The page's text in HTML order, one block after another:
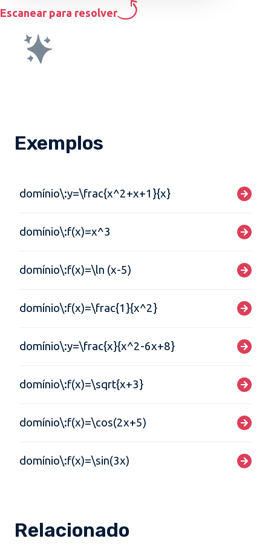
Escanear para resolver
Exemplos
domínio\:y=\frac{x^2+x+1}{x}
domínio\:f(x)=x^3
domínio\:f(x)=\ln (x-5)
domínio\:f(x)=\frac{1}{x^2}
domínio\:y=\frac{x}{x^2-6x+8}
domínio\:f(x)=\sqrt{x+3}
domínio\:f(x)=\cos(2x+5)
domínio\:f(x)=\sin(3x)
Relacionado